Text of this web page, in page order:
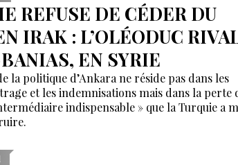
REFUSE DE CÉDER DU
IRAK : L’OLÉODUC
EN SYRIE
la politique d’Ankara ne réside pas dans les
et les indemnisations mais dans la perte
indispensable » que la Turquie a